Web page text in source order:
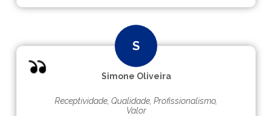
Simone Oliveira
Receptividade, Qualidade, Profissionalismo,
Valor